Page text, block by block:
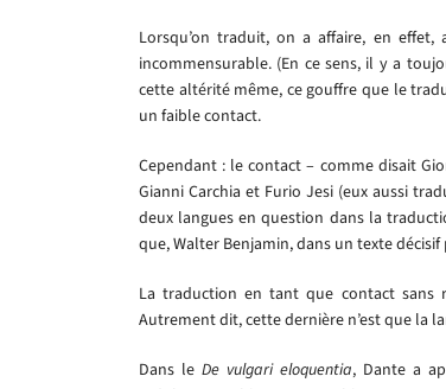
Lorsqu’on traduit, on a affaire, en
incommensurable. (En ce sens, il y a
cette altérité même, ce gouffre que le
un faible contact.
Cependant : le contact – comme disait
Gianni Carchia et Furio Jesi (eux aussi
deux langues en question dans la
que, Walter Benjamin, dans un texte
La traduction en tant que contact sans
Autrement dit, cette dernière n’est que la
Dans le De vulgari eloquentia, Dante a